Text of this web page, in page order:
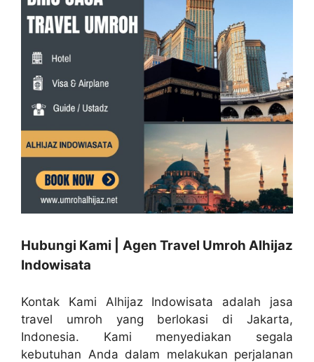
Hubungi Kami | Agen Travel Umroh Alhijaz
Indowisata
Kontak Kami Alhijaz Indowisata adalah jasa
travel umroh yang berlokasi di Jakarta,
Indonesia. Kami menyediakan segala
kebutuhan Anda dalam melakukan perjalanan